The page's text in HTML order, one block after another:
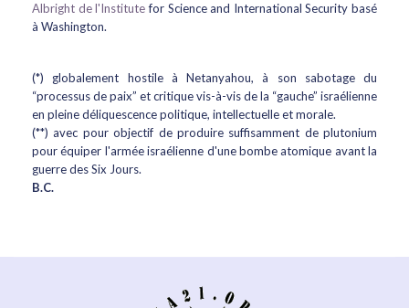
Albright de l'Institutefor Science and International Security basé
à Washington.
(*) globalement hostile à Netanyahou, à son sabotage du
“processus de paix” et critique vis-à-vis de la “gauche” israélienne
en pleine déliquescence politique, intellectuelle et morale.
(**) avec pour objectif de produire suffisamment de plutonium
pour équiper l'armée israélienne d'une bombe atomique avant la
guerre des Six Jours.
B.C.